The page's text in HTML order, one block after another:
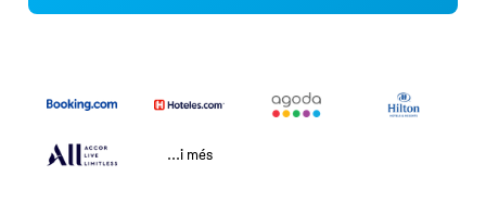
...i més